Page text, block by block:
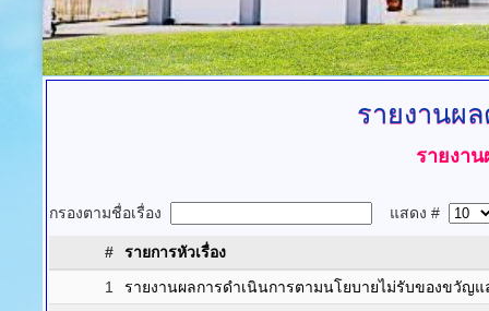
รายงานผ
รายงา
กรองตามชื่อเรื่อง แสดง #
#
รายการหัวเรื่อง
1
รายงานผลการดำเนินการตามนโยบายไม่รับของขวัญ